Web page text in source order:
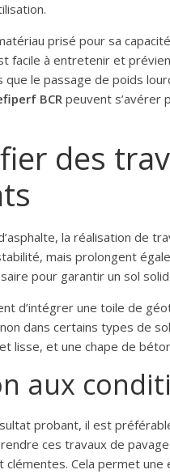
prisé pour sa
facile à entretenir et
que le passage de poids
BCR peuvent s’avérer
des
la réalisation de
mais prolongent
pour garantir un sol
d’intégrer une toile de
dans certains types de
lisse, et une chape de
aux
probant, il est
ces travaux de
Cela permet une